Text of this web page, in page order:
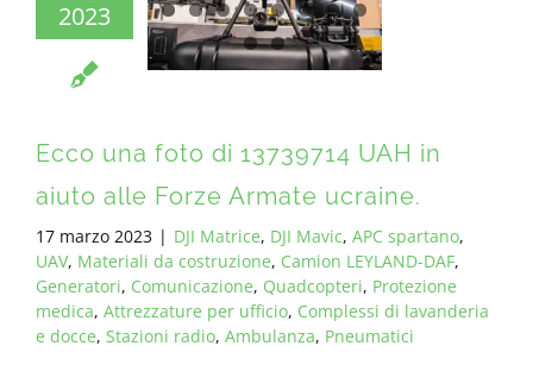
2023
Ecco una foto di 13739714 UAH in
aiuto alle Forze Armate ucraine.
17 marzo 2023 | DJI Matrice, DJI Mavic, APC spartano,
UAV, Materiali da costruzione, Camion LEYLAND-DAF,
Generatori, Comunicazione, Quadcopteri, Protezione
medica, Attrezzature per ufficio, Complessi di lavanderia
e docce, Stazioni radio, Ambulanza, Pneumatici